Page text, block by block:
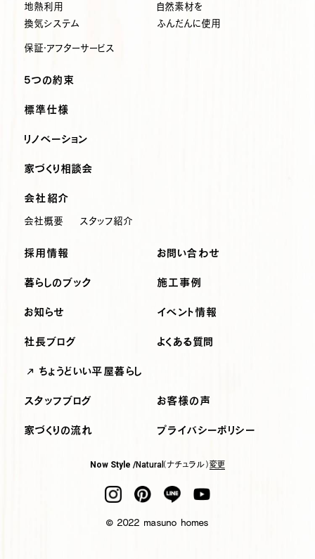
地熱利用
換気システム
自然素材を
ふんだんに使用
保証・アフターサービス
5つの約束
標準仕様
リノベーション
家づくり相談会
会社紹介
会社概要 スタッフ紹介
採用情報 お問い合わせ
暮らしのブック 施工事例
お知らせ
社長ブログ
イベント情報
よくある質問
ちょうどいい平屋暮らし
スタッフブログ お客様の声
家づくりの流れ プライバシーポリシー
Now Style /Natural （ナチュラル）変更
© 2022 masuno homes